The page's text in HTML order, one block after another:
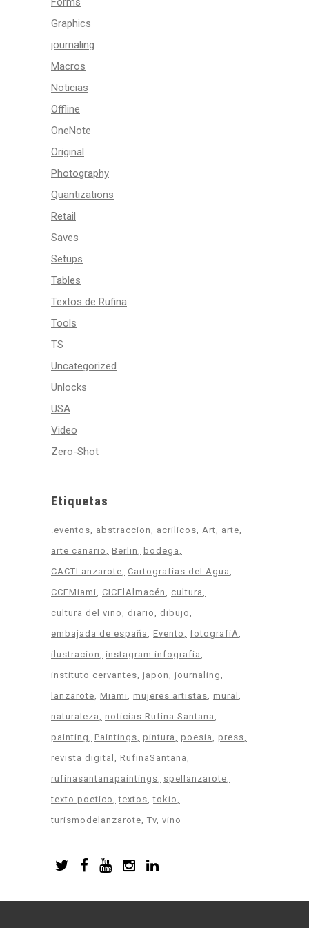
Graphics
journaling
Macros
Noticias
Offline
OneNote
Original
Photography
Quantizations
Retail
Saves
Setups
Tables
Textos de Rufina
Tools
TS
Uncategorized
Unlocks
USA
Video
Zero-Shot
Etiquetas
.eventos abstraccion acrilicos Art
arte
arte canario
Berlin
bodega
CACTLanzarote
Cartografias del Agua
CCEMiami
CICElAlmacén
cultura
cultura del vino
diario
dibujo
embajada de españa
Evento
fotografíA
ilustracion
instagram infografia
instituto cervantes japon
journaling
lanzarote Miami mujeres artistas mural
naturaleza
noticias Rufina Santana
painting
Paintings pintura poesia
press
revista digital
RufinaSantana
rufinasantanapaintings
spellanzarote
texto poetico
textos tokio
turismodelanzarote Tv vino